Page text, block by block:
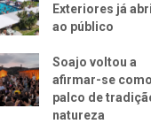
Exteriores já
ao público
Soajo voltou a
afirmar-se como
palco de
natureza